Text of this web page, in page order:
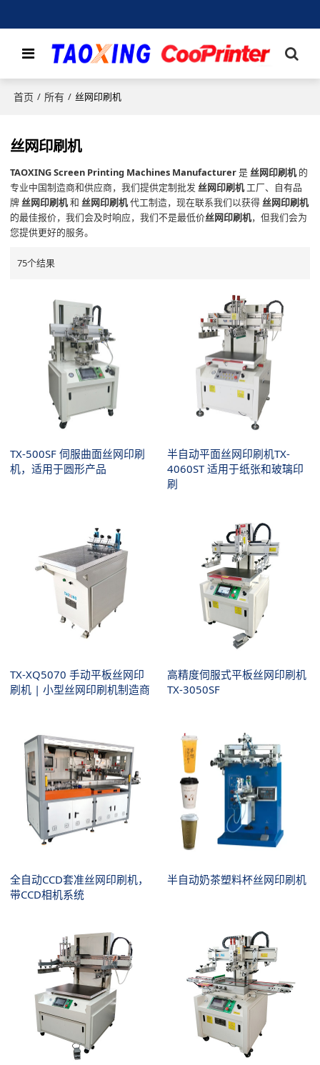
首页 / 所有 / 丝网印刷机
丝网印刷机
TAOXING Screen Printing Machines Manufacturer是丝网印刷机 的
专业中国制造商和供应商，我们提供定制批发丝网印刷机 工厂、自有品
牌丝网印刷机和丝网印刷机代工制造，现在联系我们以获得丝网印刷机
的最佳报价，我们会及时响应，我们不是最低价丝网印刷机，但我们会为
您提供更好的服务。
75个结果
TX-500SF 伺服曲面丝网印刷
机，适用于圆形产品
半自动平面丝网印刷机TX-
4060ST 适用于纸张和玻璃印
刷
TX-XQ5070 手动平板丝网印
刷机 | 小型丝网印刷机制造商
高精度伺服式平板丝网印刷机
TX-3050SF
全自动CCD套准丝网印刷机，
带CCD相机系统
半自动奶茶塑料杯丝网印刷机